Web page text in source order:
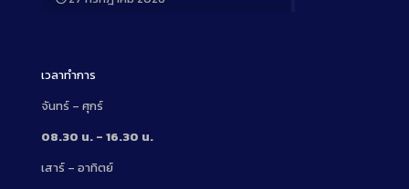
เวลาทำการ
จันทร์ – ศุกร์
08.30 น. – 16.30 น.
เสาร์ – อาทิตย์